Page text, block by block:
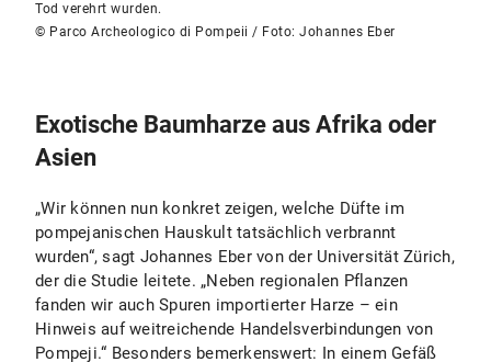
Tod verehrt wurden.
© Parco Archeologico di Pompeii / Foto: Johannes Eber
Exotische Baumharze aus Afrika oder
Asien
„Wir können nun konkret zeigen, welche Düfte im
pompejanischen Hauskult tatsächlich verbrannt
wurden“, sagt Johannes Eber von der Universität Zürich,
der die Studie leitete. „Neben regionalen Pflanzen
fanden wir auch Spuren importierter Harze – ein
Hinweis auf weitreichende Handelsverbindungen von
Pompeji.“ Besonders bemerkenswert: In einem Gefäß